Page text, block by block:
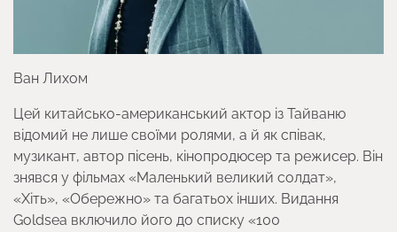
Ван Лихом
Цей китайсько-американський актор із Тайваню
відомий не лише своїми ролями, а й як співак,
музикант, автор пісень, кінопродюсер та режисер. Він
знявся у фільмах «Маленький великий солдат»,
«Хіть», «Обережно» та багатьох інших. Видання
Goldsea включило його до списку «100